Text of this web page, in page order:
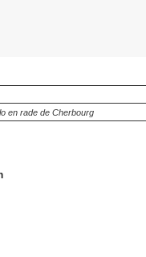
en rade de Cherbourg